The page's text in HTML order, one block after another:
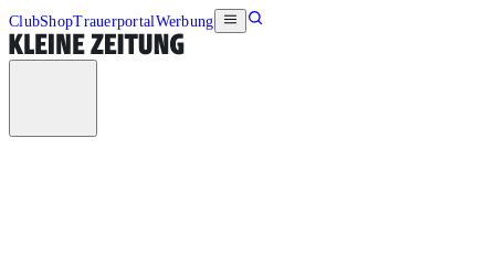
ClubShopTrauerportalWerbung